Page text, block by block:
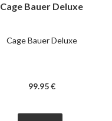
Cage Bauer Deluxe
Cage Bauer Deluxe
99.95 €